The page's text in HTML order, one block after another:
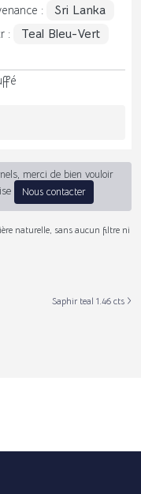
: Sri Lanka
: Teal Bleu-Vert
merci de bien vouloir
Nous contacter
naturelle, sans aucun filtre ni
Saphir teal 1.46 cts